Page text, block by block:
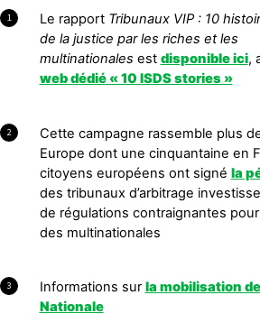
1 Le rapport Tribunaux VIP : 10
de la justice par les riches et les
multinationales est disponible ici,
web dédié « 10 ISDS stories »
2
Cette campagne rassemble plus
Europe dont une cinquantaine en
citoyens européens ont signé la
des tribunaux d’arbitrage
de régulations contraignantes
des multinationales
3 Informations surla mobilisation
Nationale